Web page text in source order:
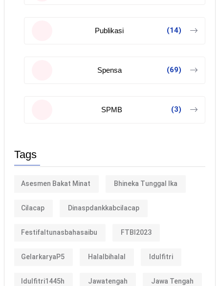
Publikasi (14)
Spensa (69)
SPMB (3)
Tags
Asesmen Bakat Minat Bhineka Tunggal Ika
Cilacap Dinaspdankkabcilacap
Festifaltunasbahasaibu FTBI2023
GelarkaryaP5 Halalbihalal Idulfitri
Idulfitri1445h Jawatengah Jawa Tengah